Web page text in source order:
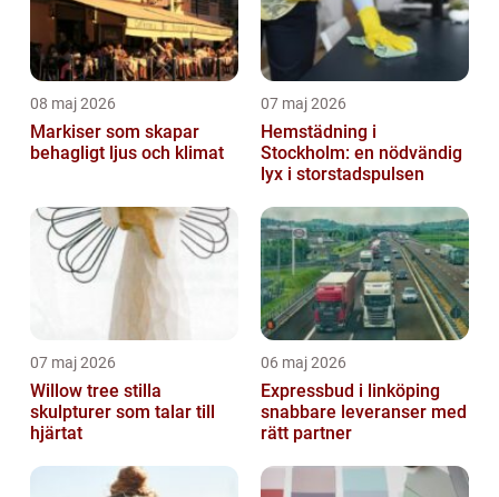
08 maj 2026
Markiser som skapar
behagligt ljus och klimat
07 maj 2026
Hemstädning i
Stockholm: en nödvändig
lyx i storstadspulsen
07 maj 2026
Willow tree stilla
skulpturer som talar till
hjärtat
06 maj 2026
Expressbud i linköping
snabbare leveranser med
rätt partner